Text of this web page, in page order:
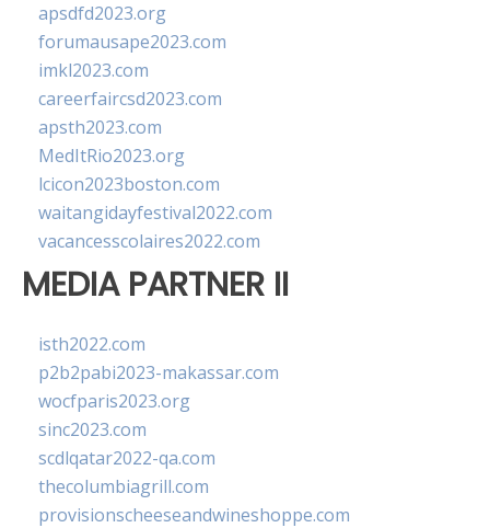
apsdfd2023.org
forumausape2023.com
imkl2023.com
careerfaircsd2023.com
apsth2023.com
MedItRio2023.org
lcicon2023boston.com
waitangidayfestival2022.com
vacancesscolaires2022.com
MEDIA PARTNER II
isth2022.com
p2b2pabi2023-makassar.com
wocfparis2023.org
sinc2023.com
scdlqatar2022-qa.com
thecolumbiagrill.com
provisionscheeseandwineshoppe.com